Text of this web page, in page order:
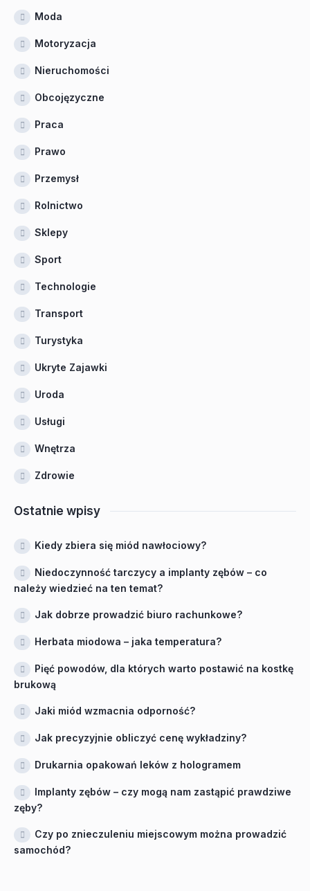
Moda
Motoryzacja
Nieruchomości
Obcojęzyczne
Praca
Prawo
Przemysł
Rolnictwo
Sklepy
Sport
Technologie
Transport
Turystyka
Ukryte Zajawki
Uroda
Usługi
Wnętrza
Zdrowie
Ostatnie wpisy
Kiedy zbiera się miód nawłociowy?
Niedoczynność tarczycy a implanty zębów – co
należy wiedzieć na ten temat?
Jak dobrze prowadzić biuro rachunkowe?
Herbata miodowa – jaka temperatura?
Pięć powodów, dla których warto postawić na kostkę
brukową
Jaki miód wzmacnia odporność?
Jak precyzyjnie obliczyć cenę wykładziny?
Drukarnia opakowań leków z hologramem
Implanty zębów – czy mogą nam zastąpić prawdziwe
zęby?
Czy po znieczuleniu miejscowym można prowadzić
samochód?